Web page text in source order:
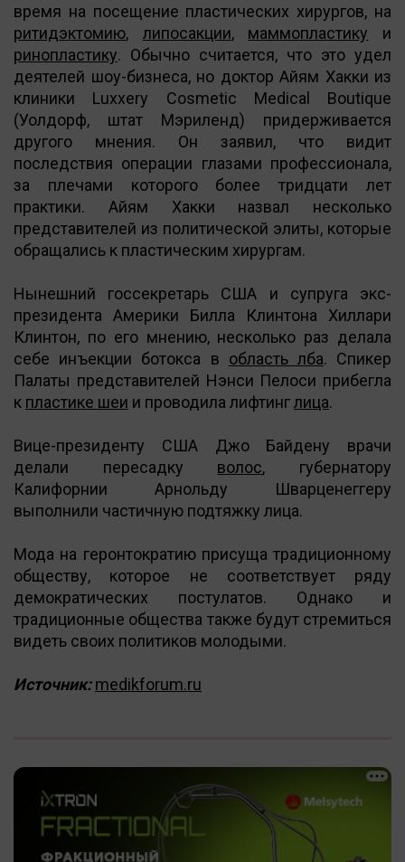
время на посещение пластических хирургов, на
ритидэктомию, липосакции, маммопластику и
ринопластику. Обычно считается, что это удел
деятелей шоу-бизнеса, но доктор Айям Хакки из
клиники Luxxery Cosmetic Medical Boutique
(Уолдорф, штат Мэриленд) придерживается
другого мнения. Он заявил, что видит
последствия операции глазами профессионала,
за плечами которого более тридцати лет
практики. Айям Хакки назвал несколько
представителей из политической элиты, которые
обращались к пластическим хирургам.
Нынешний госсекретарь США и супруга экс-
президента Америки Билла Клинтона Хиллари
Клинтон, по его мнению, несколько раз делала
себе инъекции ботокса в область лба. Спикер
Палаты представителей Нэнси Пелоси прибегла
к пластике шеи и проводила лифтинглица.
Вице-президенту США Джо Байдену врачи
делали пересадку волос, губернатору
Калифорнии Арнольду Шварценеггеру
выполнили частичную подтяжку лица.
Мода на геронтократию присуща традиционному
обществу, которое не соответствует ряду
демократических постулатов. Однако и
традиционные общества также будут стремиться
видеть своих политиков молодыми.
Источник: medikforum.ru